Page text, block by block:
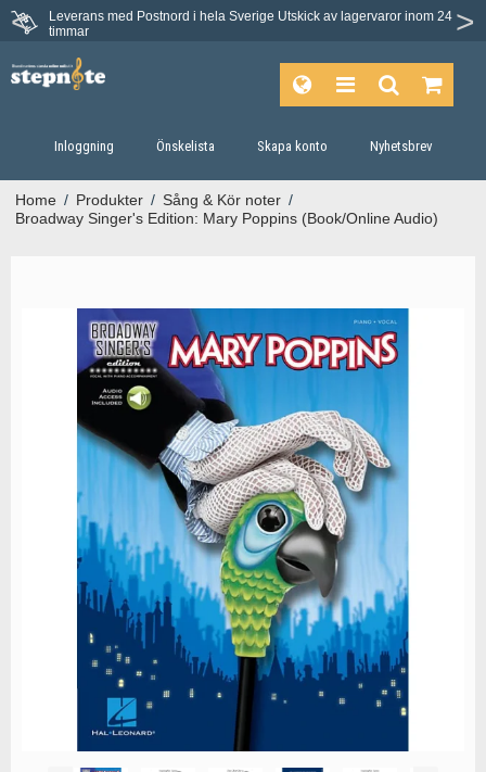
Leverans med Postnord i hela Sverige Utskick av lagervaror inom 24
timmar
Du har 30 dagars ångerrätt.
Inloggning Önskelista Skapa konto Nyhetsbrev
Home / Produkter / Sång & Kör noter /
Broadway Singer's Edition: Mary Poppins (Book/Online Audio)